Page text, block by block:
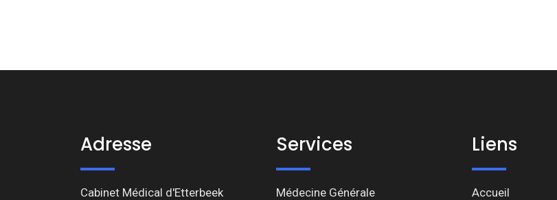
Adresse
Cabinet Médical d'Etterbeek
Services
Médecine Générale
Liens
Accueil